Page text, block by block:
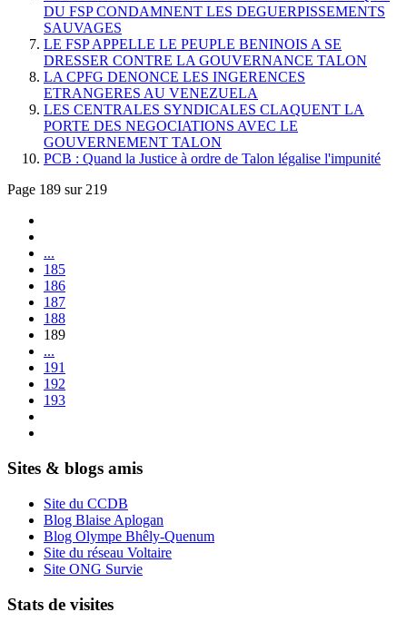
DU FSP CONDAMNENT LES DEGUERPISSEMENTS
SAUVAGES
LE FSP APPELLE LE PEUPLE BENINOIS A SE
DRESSER CONTRE LA GOUVERNANCE TALON
LA CPFG DENONCE LES INGERENCES
ETRANGERES AU VENEZUELA
LES CENTRALES SYNDICALES CLAQUENT LA
PORTE DES NEGOCIATIONS AVEC LE
GOUVERNEMENT TALON
PCB : Quand la Justice à ordre de Talon légalise l'impunité
Page 189 sur 219
...
185
186
187
188
189
...
191
192
193
Sites & blogs amis
Site du CCDB
Blog Blaise Aplogan
Blog Olympe Bhêly-Quenum
Site du réseau Voltaire
Site ONG Survie
Stats de visites